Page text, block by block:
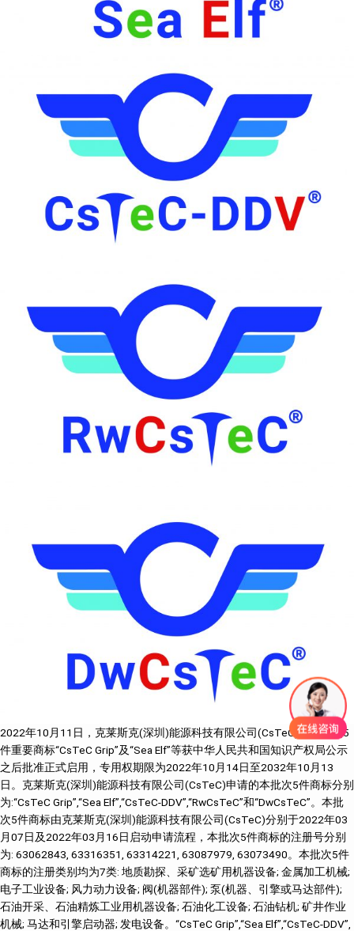
2022年10月11日，克莱斯克(深圳)能源科技有限公司(CsTeC)的又一批5
件重要商标“CsTeC Grip”及“Sea Elf”等获中华人民共和国知识产权局公示
之后批准正式启用，专用权期限为2022年10月14日至2032年10月13
日。克莱斯克(深圳)能源科技有限公司(CsTeC)申请的本批次5件商标分别
为:“CsTeC Grip”,“Sea Elf”,“CsTeC-DDV”,“RwCsTeC”和“DwCsTeC”。本批
次5件商标由克莱斯克(深圳)能源科技有限公司(CsTeC)分别于2022年03
月07日及2022年03月16日启动申请流程，本批次5件商标的注册号分别
为: 63062843, 63316351, 63314221, 63087979, 63073490。本批次5件
商标的注册类别均为7类: 地质勘探、采矿选矿用机器设备; 金属加工机械;
电子工业设备; 风力动力设备; 阀(机器部件); 泵(机器、引擎或马达部件);
石油开采、石油精炼工业用机器设备; 石油化工设备; 石油钻机; 矿井作业
机械; 马达和引擎启动器; 发电设备。“CsTeC Grip”,“Sea Elf”,“CsTeC-DDV”,